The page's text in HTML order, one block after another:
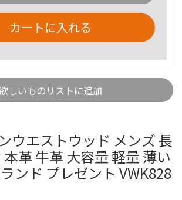
カートに入れる
しいものリストに追加
ウエストウッド メンズ 長
革 牛革 大容量 軽量 薄い
ンド プレゼント VWK828